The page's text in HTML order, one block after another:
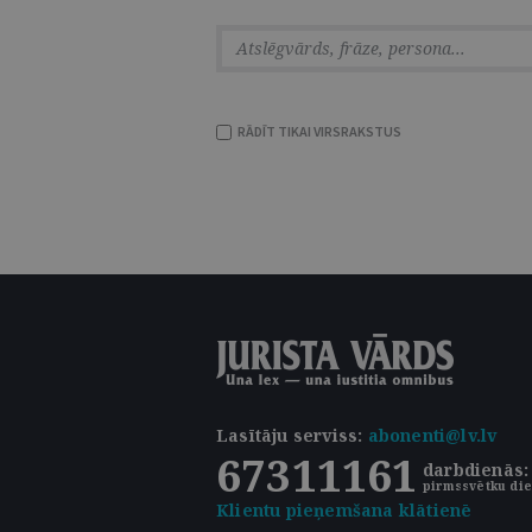
RĀDĪT TIKAI VIRSRAKSTUS
Lasītāju serviss: abonenti@lv.lv
67311161 darbdienās:
pirmssvētku
Klientu pieņemšana klātienē